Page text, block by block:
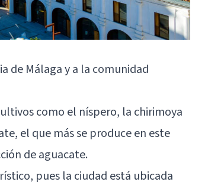
de Málaga y a la comunidad
como el níspero, la chirimoya
el que más se produce en este
de aguacate.
pues la ciudad está ubicada